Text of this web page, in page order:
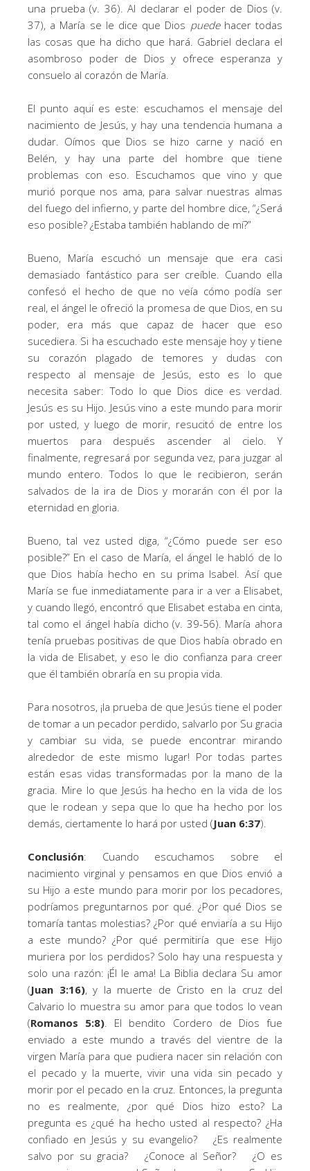
una prueba (v. 36). Al declarar el poder de Dios (v.
37), a María se le dice que Dios puedehacer todas
las cosas que ha dicho que hará. Gabriel declara el
asombroso poder de Dios y ofrece esperanza y
consuelo al corazón de María.
El punto aquí es este: escuchamos el mensaje del
nacimiento de Jesús, y hay una tendencia humana a
dudar. Oímos que Dios se hizo carne y nació en
Belén, y hay una parte del hombre que tiene
problemas con eso. Escuchamos que vino y que
murió porque nos ama, para salvar nuestras almas
del fuego del infierno, y parte del hombre dice, “¿Será
eso posible? ¿Estaba también hablando de mí?”
Bueno, María escuchó un mensaje que era casi
demasiado fantástico para ser creíble. Cuando ella
confesó el hecho de que no veía cómo podía ser
real, el ángel le ofreció la promesa de que Dios, en su
poder, era más que capaz de hacer que eso
sucediera. Si ha escuchado este mensaje hoy y tiene
su corazón plagado de temores y dudas con
respecto al mensaje de Jesús, esto es lo que
necesita saber: Todo lo que Dios dice es verdad.
Jesús es su Hijo. Jesús vino a este mundo para morir
por usted, y luego de morir, resucitó de entre los
muertos para después ascender al cielo. Y
finalmente, regresará por segunda vez, para juzgar al
mundo entero. Todos lo que le recibieron, serán
salvados de la ira de Dios y morarán con él por la
eternidad en gloria.
Bueno, tal vez usted diga, “¿Cómo puede ser eso
posible?” En el caso de María, el ángel le habló de lo
que Dios había hecho en su prima Isabel. Así que
María se fue inmediatamente para ir a ver a Elisabet,
y cuando llegó, encontró que Elisabet estaba en cinta,
tal como el ángel había dicho (v. 39-56). María ahora
tenía pruebas positivas de que Dios había obrado en
la vida de Elisabet, y eso le dio confianza para creer
que él también obraría en su propia vida.
Para nosotros, ¡la prueba de que Jesús tiene el poder
de tomar a un pecador perdido, salvarlo por Su gracia
y cambiar su vida, se puede encontrar mirando
alrededor de este mismo lugar! Por todas partes
están esas vidas transformadas por la mano de la
gracia. Mire lo que Jesús ha hecho en la vida de los
que le rodean y sepa que lo que ha hecho por los
demás, ciertamente lo hará por usted (Juan 6:37).
Conclusión: Cuando escuchamos sobre el
nacimiento virginal y pensamos en que Dios envió a
su Hijo a este mundo para morir por los pecadores,
podríamos preguntarnos por qué. ¿Por qué Dios se
tomaría tantas molestias? ¿Por qué enviaría a su Hijo
a este mundo? ¿Por qué permitiría que ese Hijo
muriera por los perdidos? Solo hay una respuesta y
solo una razón: ¡Él le ama! La Biblia declara Su amor
(Juan 3:16), y la muerte de Cristo en la cruz del
Calvario lo muestra su amor para que todos lo vean
(Romanos 5:8) . El bendito Cordero de Dios fue
enviado a este mundo a través del vientre de la
virgen María para que pudiera nacer sin relación con
el pecado y la muerte, vivir una vida sin pecado y
morir por el pecado en la cruz. Entonces, la pregunta
no es realmente, ¿por qué Dios hizo esto? La
pregunta es ¿qué ha hecho usted al respecto? ¿Ha
confiado en Jesús y su evangelio? ¿Es realmente
salvo por su gracia? ¿Conoce al Señor? ¿O es